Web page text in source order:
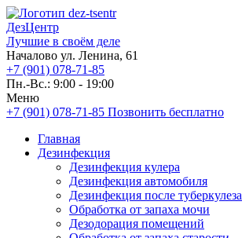
ДезЦентр
Лучшие в своём деле
Началово ул. Ленина, 61
+7 (901) 078-71-85
Пн.-Вс.: 9:00 - 19:00
Меню
+7 (901) 078-71-85 Позвонить бесплатно
Главная
Дезинфекция
Дезинфекция кулера
Дезинфекция автомобиля
Дезинфекция после туберкулеза
Обработка от запаха мочи
Дезодорация помещений